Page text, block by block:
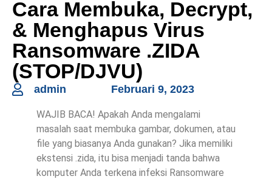
Cara Membuka, Decrypt,
& Menghapus Virus
Ransomware .ZIDA
(STOP/DJVU)
admin Februari 9, 2023
WAJIB BACA! Apakah Anda mengalami
masalah saat membuka gambar, dokumen, atau
file yang biasanya Anda gunakan? Jika memiliki
ekstensi .zida, itu bisa menjadi tanda bahwa
komputer Anda terkena infeksi Ransomware